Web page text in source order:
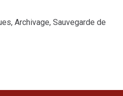
Archivage, Sauvegarde de